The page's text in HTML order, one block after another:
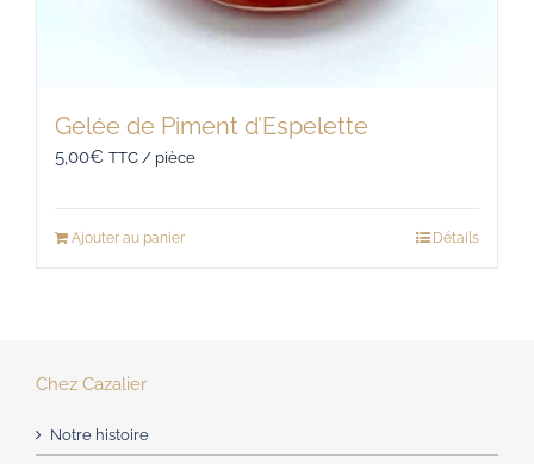
Gelée de Piment d’Espelette
5,00€ TTC / pièce
Ajouter au panier Détails
Chez Cazalier
Notre histoire